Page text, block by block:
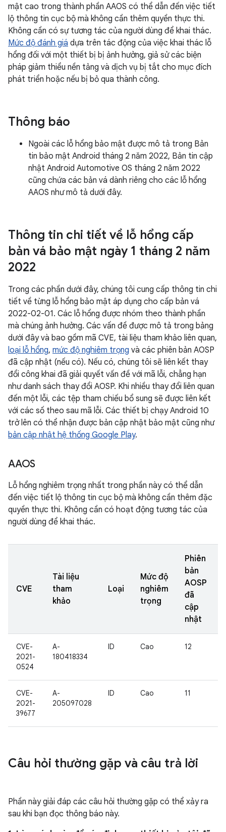
mật cao trong thành phần AAOS có thể dẫn đến việc tiết
lộ thông tin cục bộ mà không cần thêm quyền thực thi.
Không cần có sự tương tác của người dùng để khai thác.
Mức độ đánh giá dựa trên tác động của việc khai thác lỗ
hổng đối với một thiết bị bị ảnh hưởng, giả sử các biện
pháp giảm thiểu nền tảng và dịch vụ bị tắt cho mục đích
phát triển hoặc nếu bị bỏ qua thành công.
Thông báo
Ngoài các lỗ hổng bảo mật được mô tả trong Bản
tin bảo mật Android tháng 2 năm 2022, Bản tin cập
nhật Android Automotive OS tháng 2 năm 2022
cũng chứa các bản vá dành riêng cho các lỗ hổng
AAOS như mô tả dưới đây.
Thông tin chi tiết về lỗ hổng cấp
bản vá bảo mật ngày 1 tháng 2 năm
2022
Trong các phần dưới đây, chúng tôi cung cấp thông tin chi
tiết về từng lỗ hổng bảo mật áp dụng cho cấp bản vá
2022-02-01. Các lỗ hổng được nhóm theo thành phần
mà chúng ảnh hưởng. Các vấn đề được mô tả trong bảng
dưới đây và bao gồm mã CVE, tài liệu tham khảo liên quan,
loại lỗ hổng, mức độ nghiêm trọng và các phiên bản AOSP
đã cập nhật (nếu có). Nếu có, chúng tôi sẽ liên kết thay
đổi công khai đã giải quyết vấn đề với mã lỗi, chẳng hạn
như danh sách thay đổi AOSP. Khi nhiều thay đổi liên quan
đến một lỗi, các tệp tham chiếu bổ sung sẽ được liên kết
với các số theo sau mã lỗi. Các thiết bị chạy Android 10
trở lên có thể nhận được bản cập nhật bảo mật cũng như
bản cập nhật hệ thống Google Play.
AAOS
Lỗ hổng nghiêm trọng nhất trong phần này có thể dẫn
đến việc tiết lộ thông tin cục bộ mà không cần thêm đặc
quyền thực thi. Không cần có hoạt động tương tác của
người dùng để khai thác.
CVE
Tài liệu
tham
khảo
Loại
Mức độ
nghiêm
trọng
Phiên
bản
AOSP
đã
cập
nhật
CVE-
2021-
0524
A-
180418334
ID Cao 12
CVE-
2021-
39677
A-
205097028
ID Cao 11
Câu hỏi thường gặp và câu trả lời
Phần này giải đáp các câu hỏi thường gặp có thể xảy ra
sau khi bạn đọc thông báo này.